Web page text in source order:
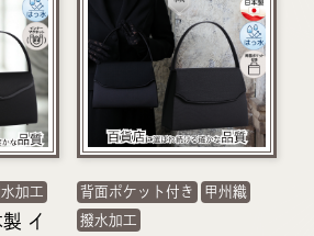
加工
イ
背面ポケット付き
甲州織
撥水加工